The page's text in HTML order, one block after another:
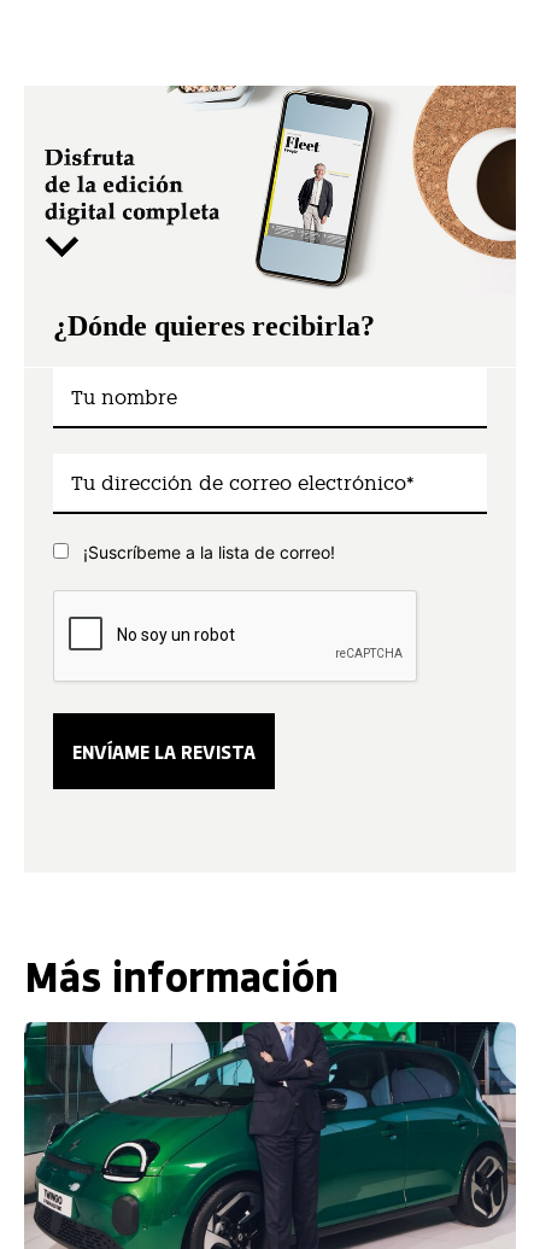
¿Dónde quieres recibirla?
¡Suscríbeme a la lista de correo!
Más información